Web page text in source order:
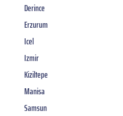
Derince
Erzurum
Icel
Izmir
Kiziltepe
Manisa
Samsun